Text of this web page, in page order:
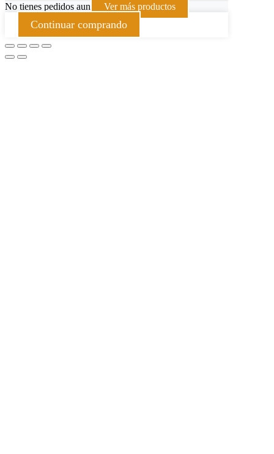
No tienes pedidos aun Ver más productos
Continuar comprando